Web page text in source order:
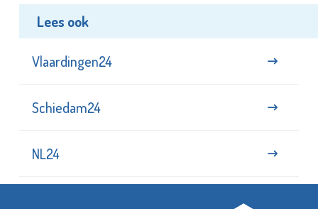
Lees ook
Vlaardingen24
Schiedam24
NL24